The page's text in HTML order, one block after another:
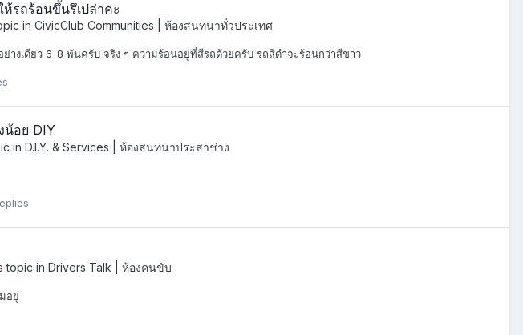
รถร้อนขึ้นรึเปล่าคะ
in CivicClub Communities | ห้องสนทนาทั่วประเทศ
างเดียว 6-8 พันครับ จริง ๆ ความร้อนอยู่ที่สีรถด้วยครับ รถสีดำจะร้อนกว่าสีขาว
น้อย DIY
in D.I.Y. & Services | ห้องสนทนาประสาช่าง
topic in Drivers Talk | ห้องคนขับ
อยู่